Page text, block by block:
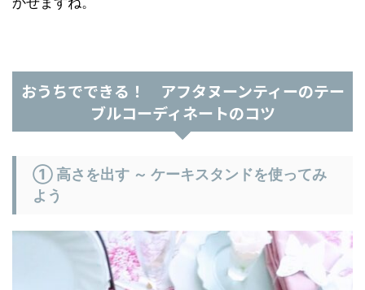
おうちでできる！ アフタヌーンティーのテー
ブルコーディネートのコツ
① 高さを出す ～ ケーキスタンドを使ってみ
よう